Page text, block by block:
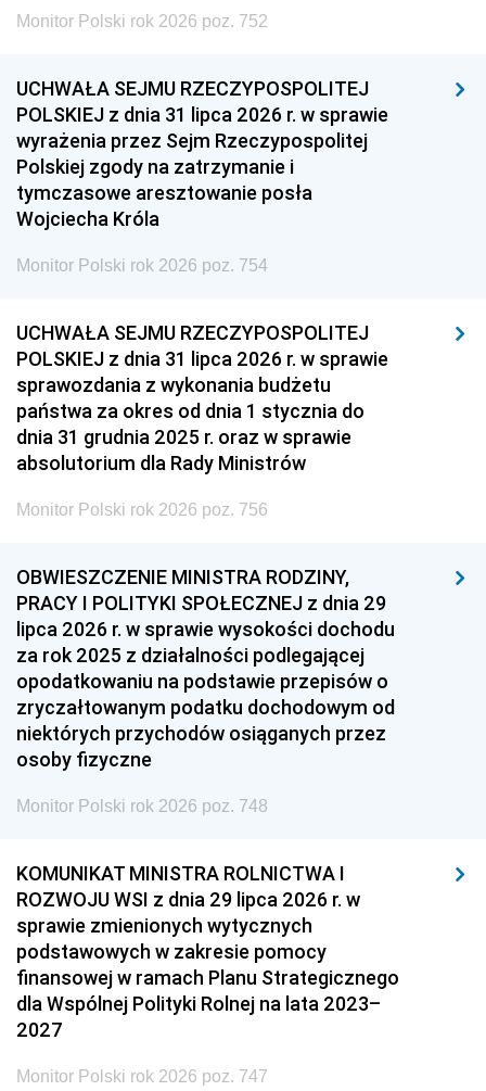
Monitor Polski rok 2026 poz. 752
UCHWAŁA SEJMU RZECZYPOSPOLITEJ
POLSKIEJ z dnia 31 lipca 2026 r. w sprawie
wyrażenia przez Sejm Rzeczypospolitej
Polskiej zgody na zatrzymanie i
tymczasowe aresztowanie posła
Wojciecha Króla
Monitor Polski rok 2026 poz. 754
UCHWAŁA SEJMU RZECZYPOSPOLITEJ
POLSKIEJ z dnia 31 lipca 2026 r. w sprawie
sprawozdania z wykonania budżetu
państwa za okres od dnia 1 stycznia do
dnia 31 grudnia 2025 r. oraz w sprawie
absolutorium dla Rady Ministrów
Monitor Polski rok 2026 poz. 756
OBWIESZCZENIE MINISTRA RODZINY,
PRACY I POLITYKI SPOŁECZNEJ z dnia 29
lipca 2026 r. w sprawie wysokości dochodu
za rok 2025 z działalności podlegającej
opodatkowaniu na podstawie przepisów o
zryczałtowanym podatku dochodowym od
niektórych przychodów osiąganych przez
osoby fizyczne
Monitor Polski rok 2026 poz. 748
KOMUNIKAT MINISTRA ROLNICTWA I
ROZWOJU WSI z dnia 29 lipca 2026 r. w
sprawie zmienionych wytycznych
podstawowych w zakresie pomocy
finansowej w ramach Planu Strategicznego
dla Wspólnej Polityki Rolnej na lata 2023–
2027
Monitor Polski rok 2026 poz. 747